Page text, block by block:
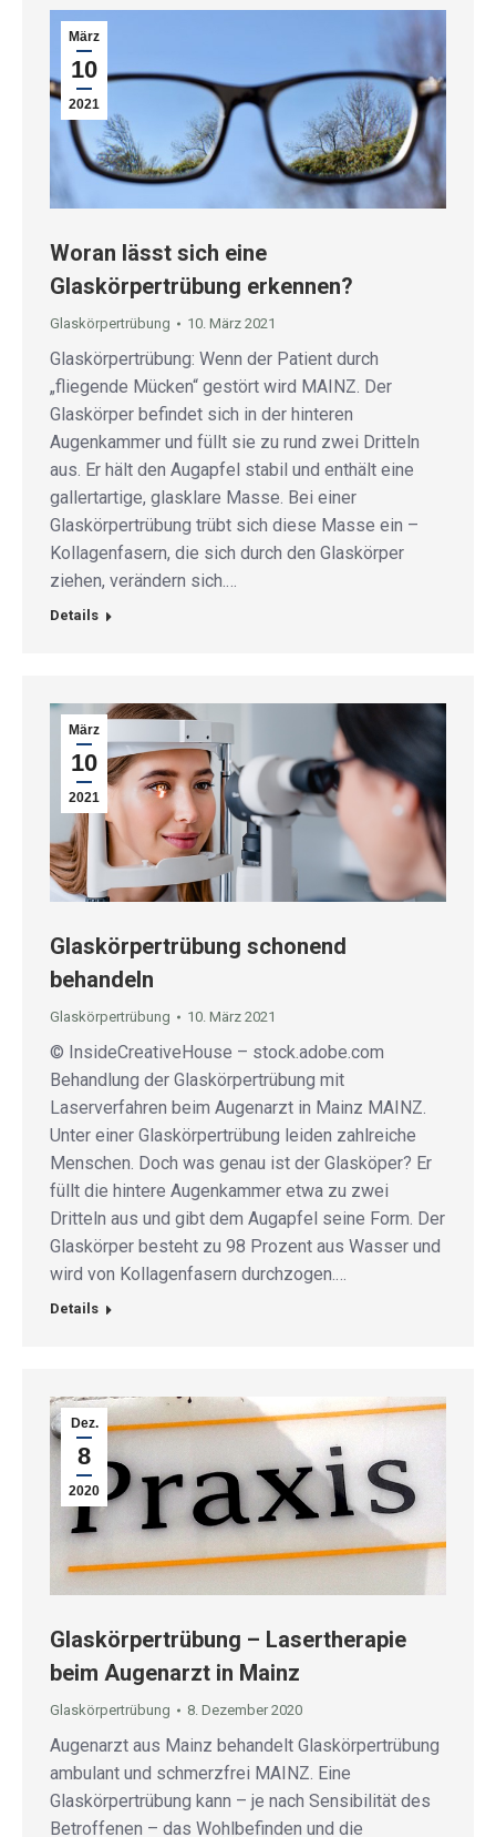
März
10
2021
Woran lässt sich eine
Glaskörpertrübung erkennen?
Glaskörpertrübung 10. März 2021
Glaskörpertrübung: Wenn der Patient durch
„fliegende Mücken“ gestört wird MAINZ. Der
Glaskörper befindet sich in der hinteren
Augenkammer und füllt sie zu rund zwei Dritteln
aus. Er hält den Augapfel stabil und enthält eine
gallertartige, glasklare Masse. Bei einer
Glaskörpertrübung trübt sich diese Masse ein –
Kollagenfasern, die sich durch den Glaskörper
ziehen, verändern sich.…
Details
März
10
2021
Glaskörpertrübung schonend
behandeln
Glaskörpertrübung 10. März 2021
© InsideCreativeHouse – stock.adobe.com
Behandlung der Glaskörpertrübung mit
Laserverfahren beim Augenarzt in Mainz MAINZ.
Unter einer Glaskörpertrübung leiden zahlreiche
Menschen. Doch was genau ist der Glasköper? Er
füllt die hintere Augenkammer etwa zu zwei
Dritteln aus und gibt dem Augapfel seine Form. Der
Glaskörper besteht zu 98 Prozent aus Wasser und
wird von Kollagenfasern durchzogen.…
Details
Dez.
8
2020
Glaskörpertrübung – Lasertherapie
beim Augenarzt in Mainz
Glaskörpertrübung 8. Dezember 2020
Augenarzt aus Mainz behandelt Glaskörpertrübung
ambulant und schmerzfrei MAINZ. Eine
Glaskörpertrübung kann – je nach Sensibilität des
Betroffenen – das Wohlbefinden und die